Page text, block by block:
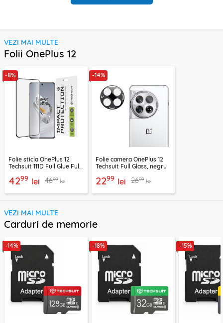
VEZI MAI MULTE
Folii OnePlus 12
-8%
Folie sticla OnePlus 12
Techsuit 111D Full Glue Full
4299 lei 4699 lei
-14%
Folie camera OnePlus 12
Techsuit Full Glass, negru
2299 lei 2699 lei
VEZI MAI MULTE
Carduri de memorie
-14% -18% -15%